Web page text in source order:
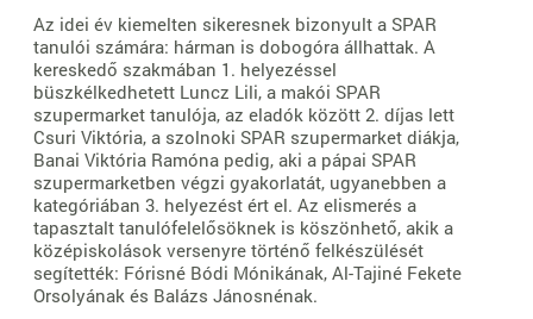
Az idei év kiemelten sikeresnek bizonyult a SPAR
tanulói számára: hárman is dobogóra állhattak. A
kereskedő szakmában 1. helyezéssel
büszkélkedhetett Luncz Lili, a makói SPAR
szupermarket tanulója, az eladók között 2. díjas lett
Csuri Viktória, a szolnoki SPAR szupermarket diákja,
Banai Viktória Ramóna pedig, aki a pápai SPAR
szupermarketben végzi gyakorlatát, ugyanebben a
kategóriában 3. helyezést ért el. Az elismerés a
tapasztalt tanulófelelősöknek is köszönhető, akik a
középiskolások versenyre történő felkészülését
segítették: Fórisné Bódi Mónikának, Al-Tajiné Fekete
Orsolyának és Balázs Jánosnénak.